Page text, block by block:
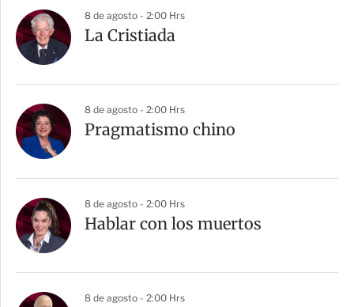
8 de agosto - 2:00 Hrs
La Cristiada
8 de agosto - 2:00 Hrs
Pragmatismo chino
8 de agosto - 2:00 Hrs
Hablar con los muertos
8 de agosto - 2:00 Hrs